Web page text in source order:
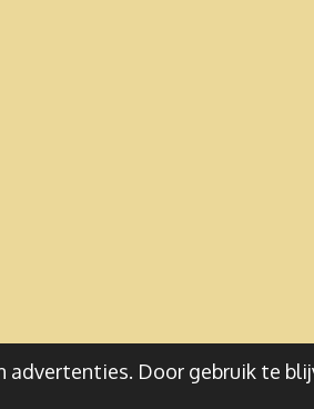
Door gebruik te